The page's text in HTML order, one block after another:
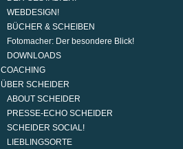
WEBDESIGN!
BÜCHER & SCHEIBEN
Fotomacher: Der besondere Blick!
DOWNLOADS
COACHING
ÜBER SCHEIDER
ABOUT SCHEIDER
PRESSE-ECHO SCHEIDER
SCHEIDER SOCIAL!
LIEBLINGSORTE